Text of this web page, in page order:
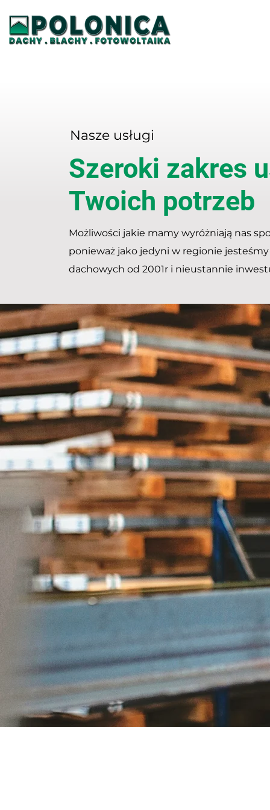
Nasze usługi
Szeroki zakres
Twoich potrzeb
Możliwości jakie mamy wyróżniają nas
ponieważ jako jedyni w regionie
dachowych od 2001r i nieustannie